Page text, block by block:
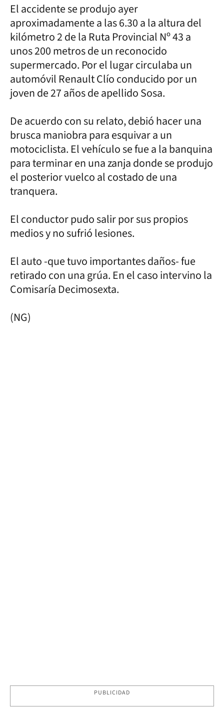
El accidente se produjo ayer
aproximadamente a las 6.30 a la altura del
kilómetro 2 de la Ruta Provincial Nº 43 a
unos 200 metros de un reconocido
supermercado. Por el lugar circulaba un
automóvil Renault Clío conducido por un
joven de 27 años de apellido Sosa.
De acuerdo con su relato, debió hacer una
brusca maniobra para esquivar a un
motociclista. El vehículo se fue a la banquina
para terminar en una zanja donde se produjo
el posterior vuelco al costado de una
tranquera.
El conductor pudo salir por sus propios
medios y no sufrió lesiones.
El auto -que tuvo importantes daños- fue
retirado con una grúa. En el caso intervino la
Comisaría Decimosexta.
(NG)
PUBLICIDAD